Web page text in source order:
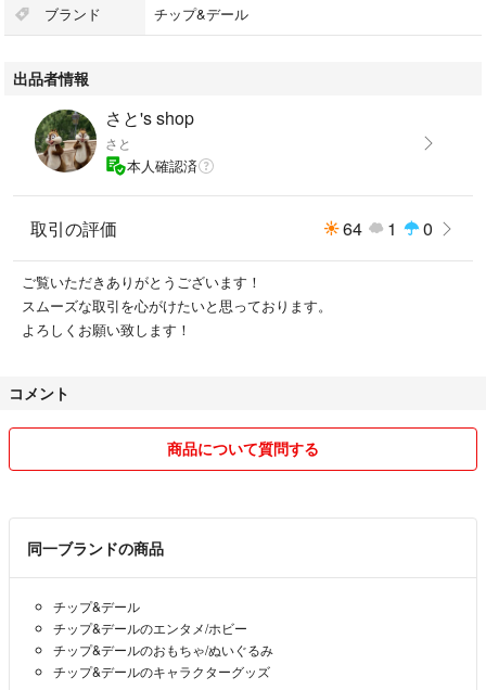
ブランド チップ&デール
出品者情報
さと's shop
さと
本人確認済
取引の評価 64 1 0
ご覧いただきありがとうございます！
スムーズな取引を心がけたいと思っております。
よろしくお願い致します！
コメント
商品について質問する
同一ブランドの商品
チップ&デール
チップ&デールのエンタメ/ホビー
チップ&デールのおもちゃ/ぬいぐるみ
チップ&デールのキャラクターグッズ